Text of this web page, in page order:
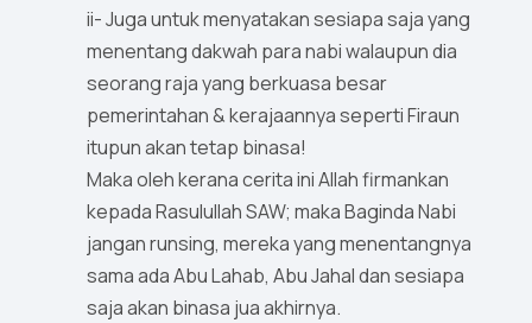
ii- Juga untuk menyatakan sesiapa saja yang
menentang dakwah para nabi walaupun dia
seorang raja yang berkuasa besar
pemerintahan & kerajaannya seperti Firaun
itupun akan tetap binasa!
Maka oleh kerana cerita ini Allah firmankan
kepada Rasulullah SAW; maka Baginda Nabi
jangan runsing, mereka yang menentangnya
sama ada Abu Lahab, Abu Jahal dan sesiapa
saja akan binasa jua akhirnya.